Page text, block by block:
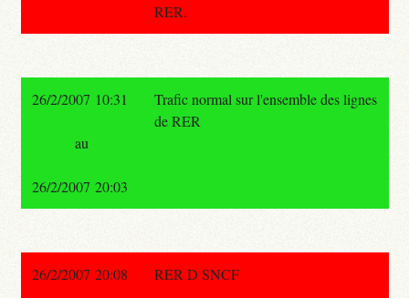
RER.
26/2/2007 10:31
Trafic normal sur l'ensemble des lignes
de RER
au
26/2/2007 20:03
26/2/2007 20:08 RER D SNCF